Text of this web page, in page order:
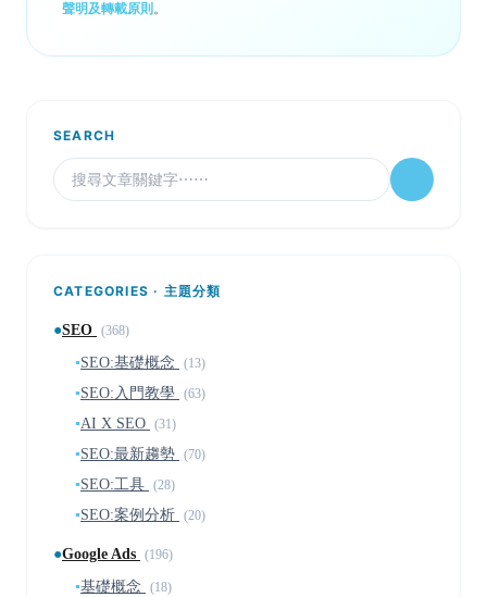
聲明及轉載原則 。
SEARCH
CATEGORIES · 主題分類
●SEO (368)
▪SEO:基礎概念 (13)
▪SEO:入門教學 (63)
▪AI X SEO (31)
▪SEO:最新趨勢 (70)
▪SEO:工具 (28)
▪SEO:案例分析 (20)
●Google Ads (196)
▪基礎概念 (18)